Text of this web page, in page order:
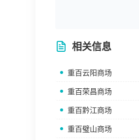
相关信息
重百云阳商场
重百荣昌商场
重百黔江商场
重百璧山商场